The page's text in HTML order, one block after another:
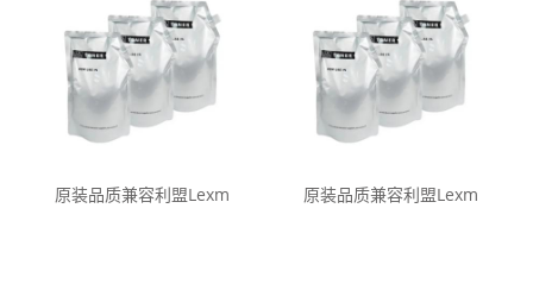
原装品质兼容利盟Lexm 原装品质兼容利盟Lexm